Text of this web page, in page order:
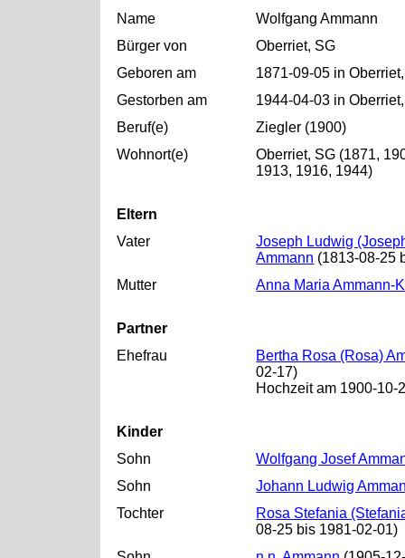
Name
Wolfgang Ammann
Bürger von
Oberriet, SG
Geboren am
1871-09-05 in
Gestorben am
1944-04-03 in
Beruf(e)
Ziegler (1900)
Wohnort(e)
Oberriet, SG (1871,
1913, 1916, 1944)
Eltern
Vater
Joseph Ludwig
Ammann (1813-08-25
Mutter
Anna Maria Ammann-
Partner
Ehefrau
Bertha Rosa (Rosa)
02-17)
Hochzeit am 1900-10-
Kinder
Sohn
Wolfgang Josef
Sohn
Johann Ludwig
Tochter
Rosa Stefania
08-25 bis 1981-02-01)